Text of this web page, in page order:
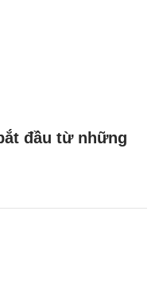
đầu từ những